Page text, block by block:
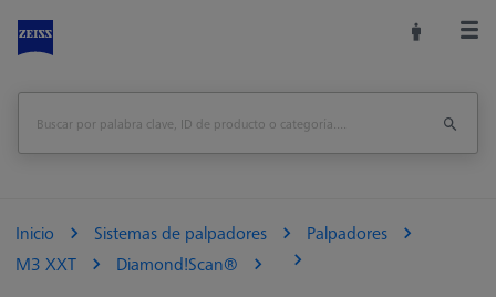
Inicio Sistemas de palpadores
Palpadores
M3 XXT
Diamond!Scan®